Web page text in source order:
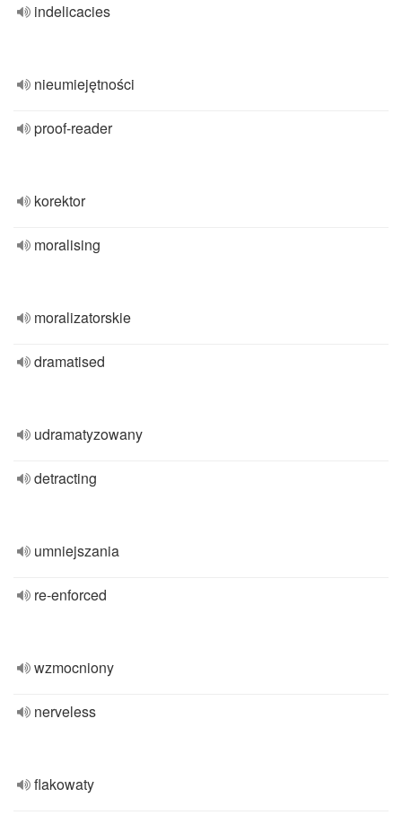
indelicacies
nieumiejętności
proof-reader
korektor
moralising
moralizatorskie
dramatised
udramatyzowany
detracting
umniejszania
re-enforced
wzmocniony
nerveless
flakowaty